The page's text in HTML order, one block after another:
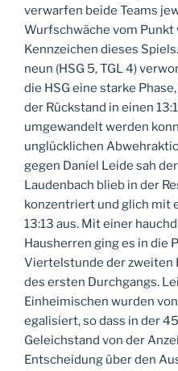
verwarfen beide Teams
Wurfschwäche vom Punkt
Kennzeichen dieses
neun (HSG 5, TGL 4)
die HSG eine starke
der Rückstand in einen
umgewandelt werden
unglücklichen
gegen Daniel Leide sah
Laudenbach blieb in der
konzentriert und glich mit
13:13 aus. Mit einer
Hausherren ging es in die
Viertelstunde der zweiten
des ersten Durchgangs.
Einheimischen wurden
egalisiert, so dass in der
Geleichstand von der
Entscheidung über den